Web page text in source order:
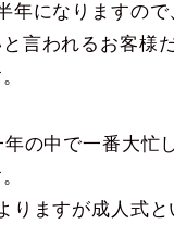
年になりますので
言われるお客様
の中で一番大忙
りますが成人式と